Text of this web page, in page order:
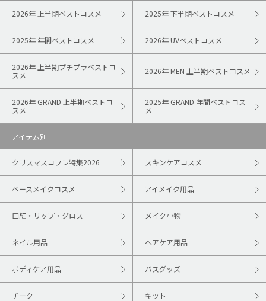
2026年 上半期ベストコスメ 2025年 下半期ベストコスメ
2025年 年間ベストコスメ 2026年 UVベストコスメ
2026年 上半期プチプラベストコ
スメ
2026年 MEN 上半期ベストコスメ
2026年 GRAND 上半期ベストコ
スメ
2025年 GRAND 年間ベストコス
メ
アイテム別
クリスマスコフレ特集2026 スキンケアコスメ
ベースメイクコスメ アイメイク用品
口紅・リップ・グロス メイク小物
ネイル用品 ヘアケア用品
ボディケア用品 バスグッズ
チーク キット